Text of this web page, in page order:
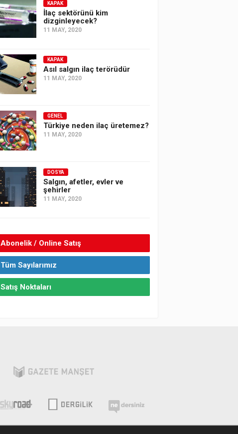
KAPAK
İlaç sektörünü kim
dizginleyecek?
11 MAY, 2020
KAPAK
Asıl salgın ilaç terörüdür
11 MAY, 2020
GENEL
Türkiye neden ilaç üretemez?
11 MAY, 2020
DOSYA
Salgın, afetler, evler ve
şehirler
11 MAY, 2020
Abonelik / Online Satış
Tüm Sayılarımız
Satış Noktaları